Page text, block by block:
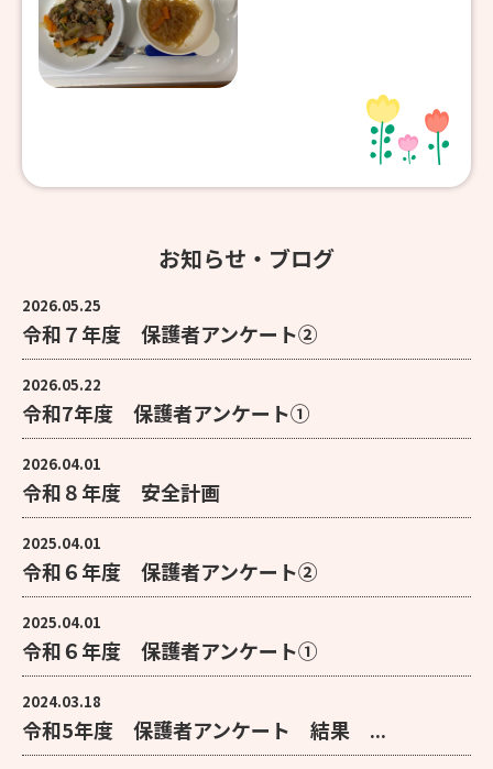
お知らせ・ブログ
2026.05.25
令和７年度 保護者アンケート②
2026.05.22
令和7年度 保護者アンケート①
2026.04.01
令和８年度 安全計画
2025.04.01
令和６年度 保護者アンケート②
2025.04.01
令和６年度 保護者アンケート①
2024.03.18
令和5年度 保護者アンケート 結果 ...